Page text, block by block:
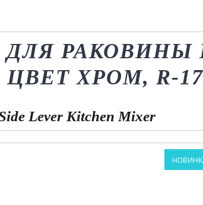
РАКОВИНЫ
ХРОМ, R-
Lever Kitchen Mixer